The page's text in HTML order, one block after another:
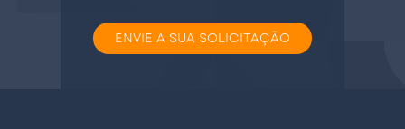
ENVIE A SUA SOLICITAÇÃO